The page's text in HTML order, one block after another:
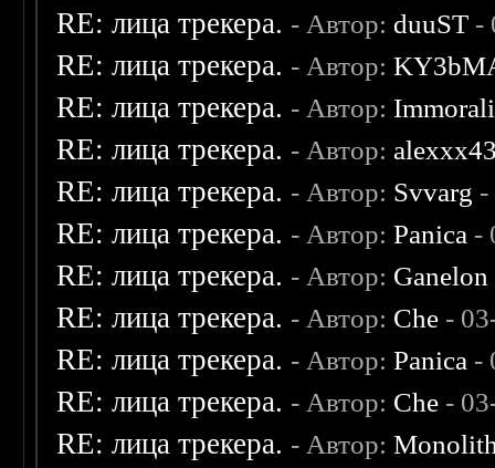
RE: лица трекера. - Автор: duuST -
RE: лица трекера. - Автор:
RE: лица трекера. - Автор:
RE: лица трекера. - Автор:
RE: лица трекера. - Автор: Svvarg -
RE: лица трекера. - Автор:Panica -
RE: лица трекера. - Автор: Ganelon
RE: лица трекера. - Автор: Che -
RE: лица трекера. - Автор:Panica -
RE: лица трекера. - Автор: Che -
RE: лица трекера. - Автор: